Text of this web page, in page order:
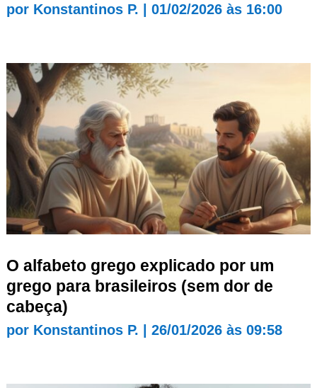
por Konstantinos P. 01/02/2026 às 16:00
O alfabeto grego explicado por um
grego para brasileiros (sem dor de
cabeça)
por Konstantinos P. 26/01/2026 às 09:58